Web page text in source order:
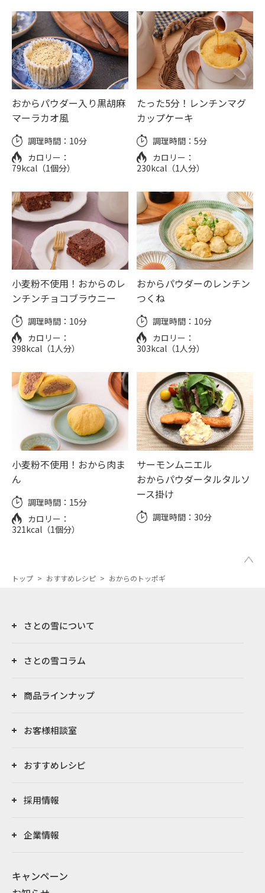
おからパウダー入り黒胡麻
マーラカオ風
調理時間： 10分
カロリー：
79kcal（1個分）
たった5分！レンチンマグ
カップケーキ
調理時間： 5分
カロリー：
230kcal（1人分）
小麦粉不使用！おからのレ
ンチンチョコブラウニー
調理時間： 10分
カロリー：
398kcal（1人分）
おからパウダーのレンチン
つくね
調理時間： 10分
カロリー：
303kcal（1人分）
小麦粉不使用！おから肉ま
ん
調理時間： 15分
カロリー：
321kcal（1個分）
サーモンムニエル
おからパウダータルタルソ
ース掛け
調理時間： 30分
トップ > おすすめレシピ > おからのトッポギ
さとの雪について
さとの雪コラム
商品ラインナップ
お客様相談室
おすすめレシピ
採用情報
企業情報
キャンペーン